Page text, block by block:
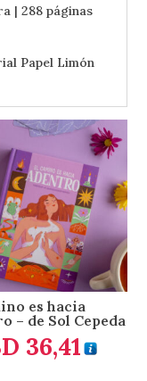
| 288 páginas
Papel Limón
es hacia
– de Sol Cepeda
36,41